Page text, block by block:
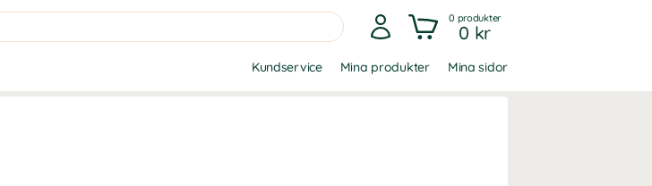
0 produkter
0 kr
Kundservice Mina produkter Mina sidor